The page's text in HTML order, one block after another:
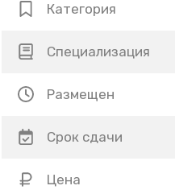
Категория
Специализация
Размещен
Срок сдачи
Цена